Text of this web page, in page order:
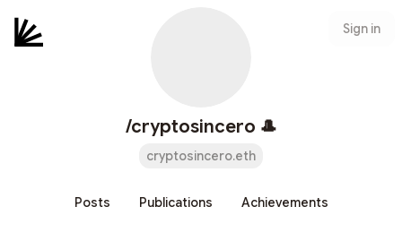
Sign in
/cryptosincero 🎩
cryptosincero.eth
Posts Publications Achievements